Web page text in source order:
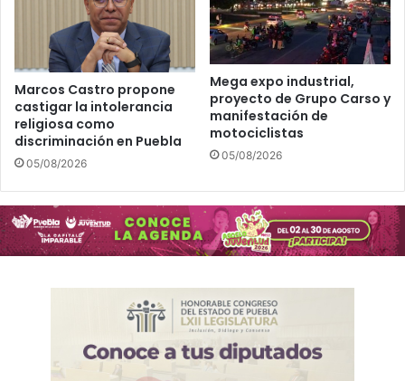
Marcos Castro propone
castigar la intolerancia
religiosa como
discriminación en Puebla
05/08/2026
Mega expo industrial,
proyecto de Grupo Carso y
manifestación de
motociclistas
05/08/2026